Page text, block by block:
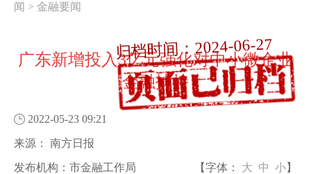
归档时间：2024-06-27
闻 > 金融要闻
广东新增投入3亿元强化对中小微企业
金融扶持
2022-05-23 09:21
来源： 南方日报
发布机构： 市金融工作局 【字体： 大 中 小】